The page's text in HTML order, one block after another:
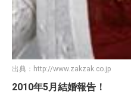
出典： http://www.zakzak.co.jp
2010年5月結婚報告！